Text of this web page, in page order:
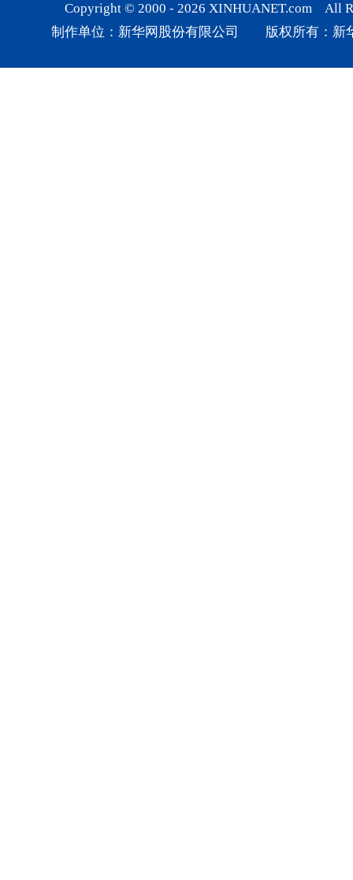
Copyright © 2000 - 2026 XINHUANET.com All
制作单位：新华网股份有限公司 版权所有：新